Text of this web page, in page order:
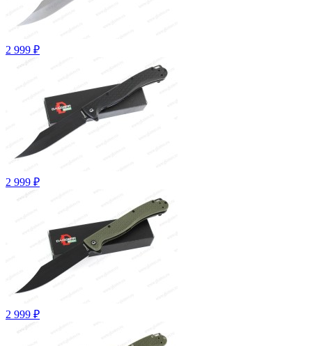
2 999 ₽
2 999 ₽
2 999 ₽